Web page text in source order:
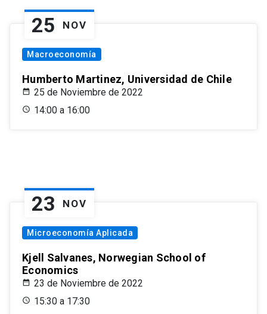
25 NOV
Macroeconomía
Humberto Martinez, Universidad de Chile
25 de Noviembre de 2022
14:00 a 16:00
23 NOV
Microeconomía Aplicada
Kjell Salvanes, Norwegian School of
Economics
23 de Noviembre de 2022
15:30 a 17:30